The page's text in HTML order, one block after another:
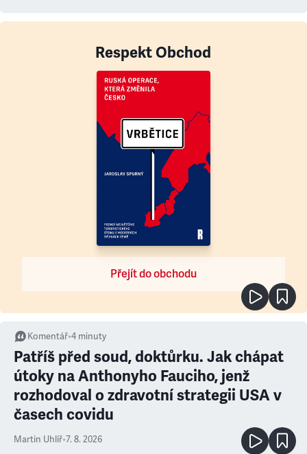
Respekt Obchod
Přejít do obchodu
Komentář•4 minuty
Patříš před soud, doktůrku. Jak chápat
útoky na Anthonyho Fauciho, jenž
rozhodoval o zdravotní strategii USA v
časech covidu
Martin Uhlíř•7. 8. 2026